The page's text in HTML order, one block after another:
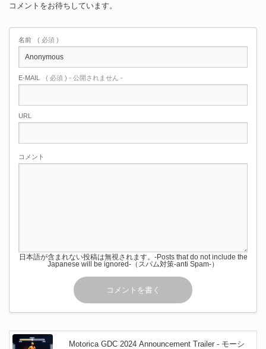
コメントをお待ちしています。
名前 ( 必須 )
E-MAIL ( 必須 ) - 公開されません -
URL
コメント
日本語が含まれない投稿は無視されます。-Posts that do not include the
Japanese will be ignored-（スパム対策-anti Spam-）
Motorica GDC 2024 Announcement Trailer - モーシ